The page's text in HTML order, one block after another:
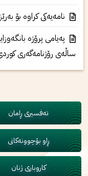
تەفسیری ڕامان
ڕاو بۆچوونەکانی
کاروباری ژنان
نامەیەكی كراوە بۆ
ساڵەی رۆژنامەگەری کوردی.